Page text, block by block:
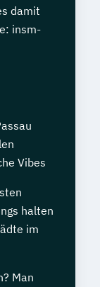
damit
insm-
Vibes
halten
im
Man